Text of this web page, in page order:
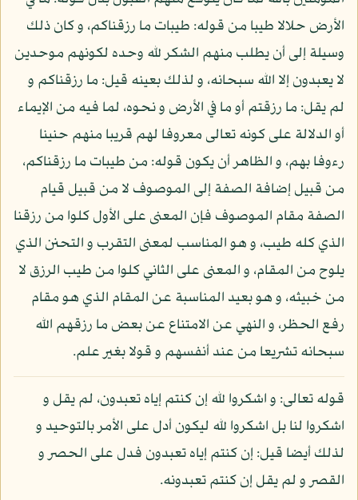
الأرض حلالا طيبا من قوله: طيبات ما رزقناكم، و كان ذلك
وسيلة إلى أن يطلب منهم الشكر لله وحده لكونهم موحدين
لا يعبدون إلا الله سبحانه، و لذلك بعينه قيل: ما رزقناكم و
لم يقل: ما رزقتم أو ما في الأرض و نحوه، لما فيه من الإيماء
أو الدلالة على كونه تعالى معروفا لهم قريبا منهم حنينا
رءوفا بهم، و الظاهر أن يكون قوله: من طيبات ما رزقناكم،
من قبيل إضافة الصفة إلى الموصوف لا من قبيل قيام
الصفة مقام الموصوف فإن المعنى على الأول كلوا من رزقنا
الذي كله طيب، و هو المناسب لمعنى التقرب و التحنن الذي
يلوح من المقام، و المعنى على الثاني كلوا من طيب الرزق لا
من خبيثه، و هو بعيد المناسبة عن المقام الذي هو مقام
رفع الحظر، و النهي عن الامتناع عن بعض ما رزقهم الله
سبحانه تشريعا من عند أنفسهم و قولا بغير علم.
قوله تعالى: و اشكروا لله إن كنتم إياه تعبدون، لم يقل و
اشكروا لنا بل اشكروا لله ليكون أدل على الأمر بالتوحيد و
لذلك أيضا قيل: إن كنتم إياه تعبدون فدل على الحصر و
القصر و لم يقل إن كنتم تعبدونه.